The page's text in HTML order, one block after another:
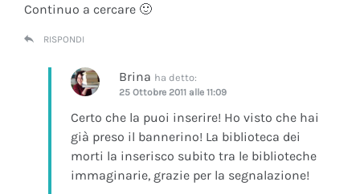
Continuo a cercare 🙂
RISPONDI
Brina ha detto:
25 Ottobre 2011 alle 11:09
Certo che la puoi inserire! Ho visto che hai
già preso il bannerino! La biblioteca dei
morti la inserisco subito tra le biblioteche
immaginarie, grazie per la segnalazione!